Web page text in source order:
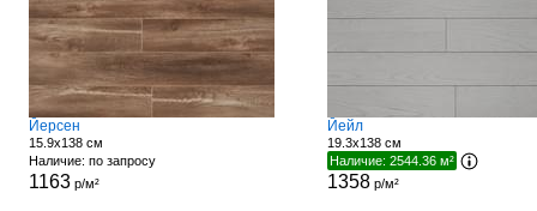
Йерсен
15.9x138 см
Наличие: по запросу
1163р/м²
Йейл
19.3x138 см
Наличие: 2544.36 м²
1358р/м²